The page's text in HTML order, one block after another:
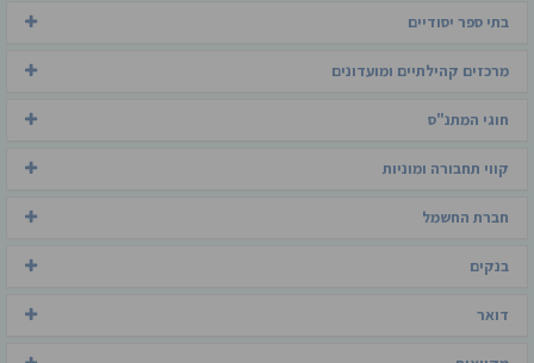
בתי ספר יסודיים
מרכזים קהילתיים ומועדונים
חוגי המתנ"ס
קווי תחבורה ומוניות
חברת החשמל
בנקים
דואר